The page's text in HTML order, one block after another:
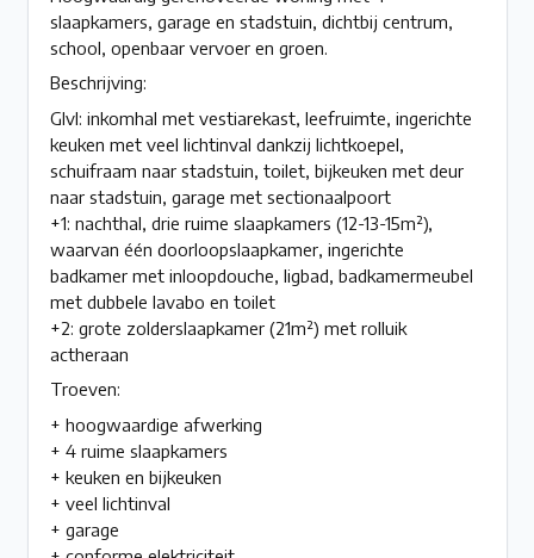
slaapkamers, garage en stadstuin, dichtbij centrum,
school, openbaar vervoer en groen.
Beschrijving:
Glvl: inkomhal met vestiarekast, leefruimte, ingerichte
keuken met veel lichtinval dankzij lichtkoepel,
schuifraam naar stadstuin, toilet, bijkeuken met deur
naar stadstuin, garage met sectionaalpoort
+1: nachthal, drie ruime slaapkamers (12-13-15m²),
waarvan één doorloopslaapkamer, ingerichte
badkamer met inloopdouche, ligbad, badkamermeubel
met dubbele lavabo en toilet
+2: grote zolderslaapkamer (21m²) met rolluik
actheraan
Troeven:
+ hoogwaardige afwerking
+ 4 ruime slaapkamers
+ keuken en bijkeuken
+ veel lichtinval
+ garage